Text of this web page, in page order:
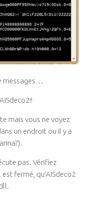
messages…
mais vous ne voyez
un endroit ou il y a
pas. Vérifiez
est fermé, qu’AISdeco2